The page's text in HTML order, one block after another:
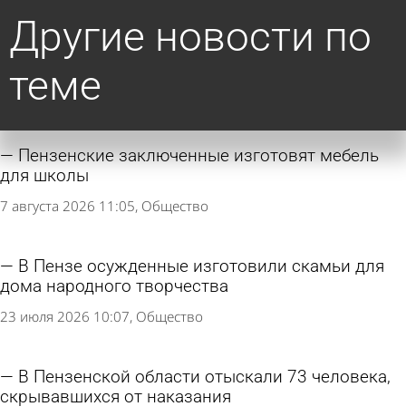
Другие новости по
теме
Пензенские заключенные изготовят мебель
для школы
7 августа 2026 11:05 Общество
В Пензе осужденные изготовили скамьи для
дома народного творчества
23 июля 2026 10:07 Общество
В Пензенской области отыскали 73 человека,
скрывавшихся от наказания